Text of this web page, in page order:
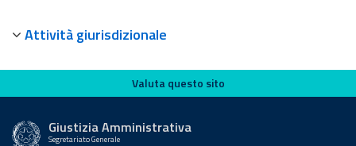
Attività giurisdizionale
Valuta questo sito
Valuta questo sito
Giustizia Amministrativa
Segretariato Generale